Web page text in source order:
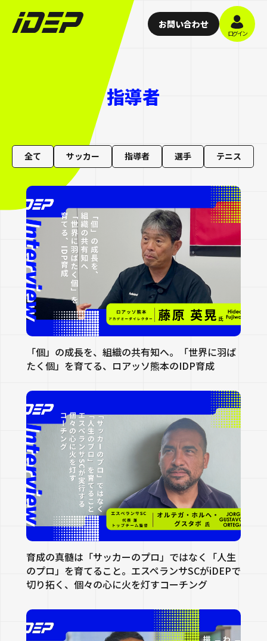
お問い合わせ
ログイン
指導者
全て サッカー 指導者 選手 テニス
「個」の成長を、組織の共有知へ。「世界に羽ば
たく個」を育てる、ロアッソ熊本のIDP育成
育成の真髄は「サッカーのプロ」ではなく「人生
のプロ」を育てること。エスペランサSCがiDEPで
切り拓く、個々の心に火を灯すコーチング